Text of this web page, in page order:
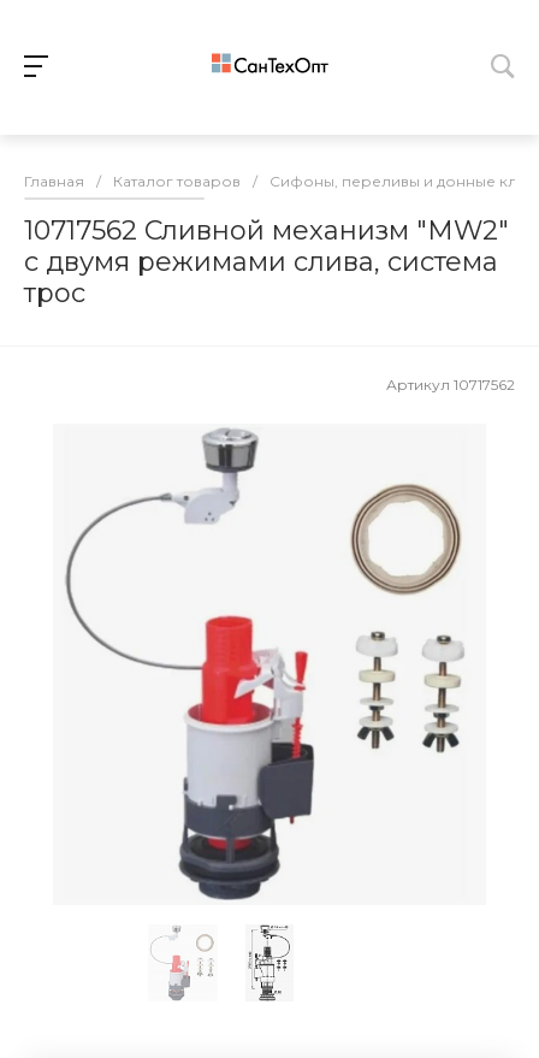
Главная / Каталог товаров / Сифоны, переливы и донные
10717562 Сливной механизм "MW2"
с двумя режимами слива, система
трос
Артикул 10717562